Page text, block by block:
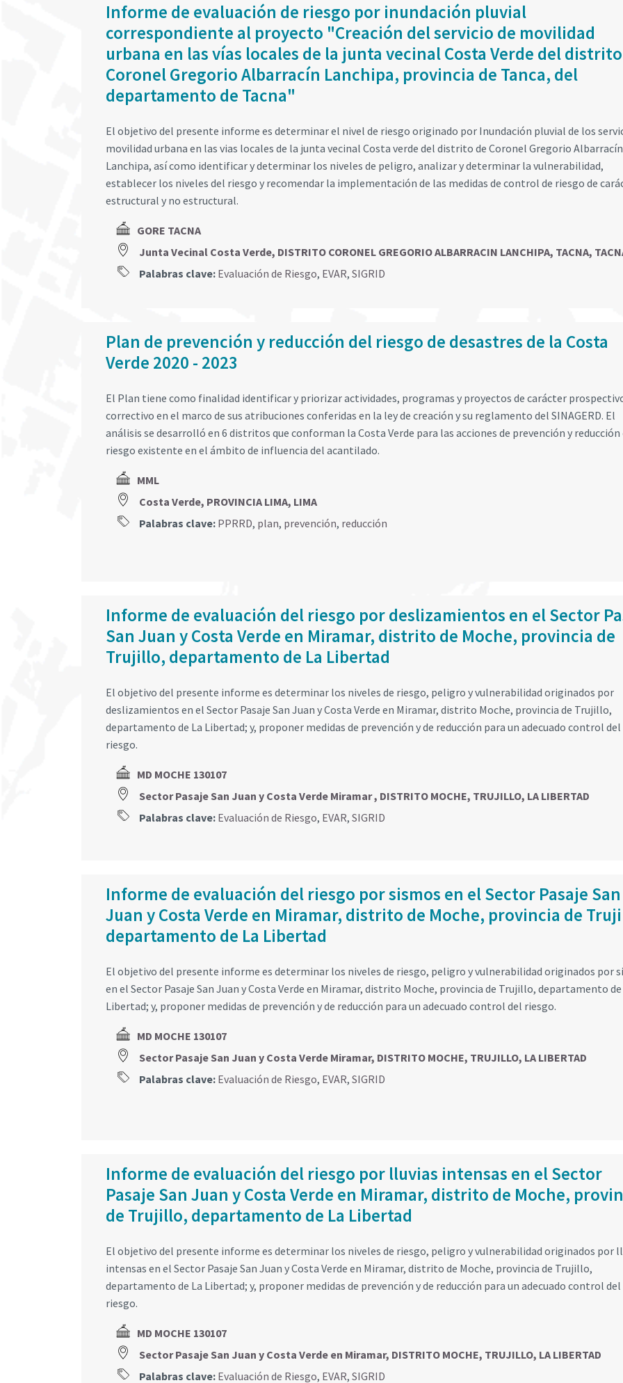
Informe de evaluación de riesgo por inundación pluvial
correspondiente al proyecto "Creación del servicio de movilidad
urbana en las vías locales de la junta vecinal Costa Verde del
Coronel Gregorio Albarracín Lanchipa, provincia de Tanca, del
departamento de Tacna"
El objetivo del presente informe es determinar el nivel de riesgo originado por Inundación pluvial de los
movilidad urbana en las vias locales de la junta vecinal Costa verde del distrito de Coronel Gregorio Albarracín
Lanchipa, así como identificar y determinar los niveles de peligro, analizar y determinar la vulnerabilidad,
establecer los niveles del riesgo y recomendar la implementación de las medidas de control de riesgo de
estructural y no estructural.
GORE TACNA
Junta Vecinal Costa Verde, DISTRITO CORONEL GREGORIO ALBARRACIN LANCHIPA, TACNA,
Palabras clave: Evaluación de Riesgo, EVAR, SIGRID
Plan de prevención y reducción del riesgo de desastres de la Costa
Verde 2020 - 2023
El Plan tiene como finalidad identificar y priorizar actividades, programas y proyectos de carácter
correctivo en el marco de sus atribuciones conferidas en la ley de creación y su reglamento del SINAGERD. El
análisis se desarrolló en 6 distritos que conforman la Costa Verde para las acciones de prevención y reducción
riesgo existente en el ámbito de influencia del acantilado.
MML
Costa Verde, PROVINCIA LIMA, LIMA
Palabras clave: PPRRD, plan, prevención, reducción
Informe de evaluación del riesgo por deslizamientos en el Sector
San Juan y Costa Verde en Miramar, distrito de Moche, provincia de
Trujillo, departamento de La Libertad
El objetivo del presente informe es determinar los niveles de riesgo, peligro y vulnerabilidad originados por
deslizamientos en el Sector Pasaje San Juan y Costa Verde en Miramar, distrito Moche, provincia de Trujillo,
departamento de La Libertad; y, proponer medidas de prevención y de reducción para un adecuado control del
riesgo.
MD MOCHE 130107
Sector Pasaje San Juan y Costa Verde Miramar , DISTRITO MOCHE, TRUJILLO, LA LIBERTAD
Palabras clave: Evaluación de Riesgo, EVAR, SIGRID
Informe de evaluación del riesgo por sismos en el Sector Pasaje San
Juan y Costa Verde en Miramar, distrito de Moche, provincia de
departamento de La Libertad
El objetivo del presente informe es determinar los niveles de riesgo, peligro y vulnerabilidad originados por
en el Sector Pasaje San Juan y Costa Verde en Miramar, distrito Moche, provincia de Trujillo, departamento de
Libertad; y, proponer medidas de prevención y de reducción para un adecuado control del riesgo.
MD MOCHE 130107
Sector Pasaje San Juan y Costa Verde Miramar, DISTRITO MOCHE, TRUJILLO, LA LIBERTAD
Palabras clave: Evaluación de Riesgo, EVAR, SIGRID
Informe de evaluación del riesgo por lluvias intensas en el Sector
Pasaje San Juan y Costa Verde en Miramar, distrito de Moche,
de Trujillo, departamento de La Libertad
El objetivo del presente informe es determinar los niveles de riesgo, peligro y vulnerabilidad originados por
intensas en el Sector Pasaje San Juan y Costa Verde en Miramar, distrito de Moche, provincia de Trujillo,
departamento de La Libertad; y, proponer medidas de prevención y de reducción para un adecuado control del
riesgo.
MD MOCHE 130107
Sector Pasaje San Juan y Costa Verde en Miramar, DISTRITO MOCHE, TRUJILLO, LA LIBERTAD
Palabras clave: Evaluación de Riesgo, EVAR, SIGRID